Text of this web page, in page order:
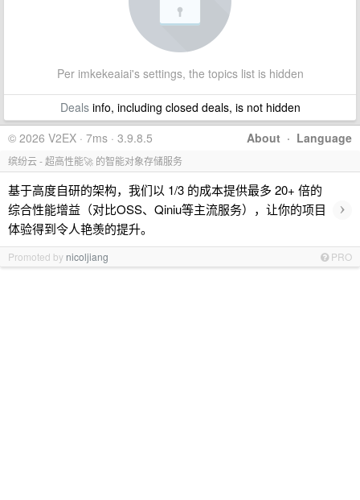
Per imkekeaiai's settings, the topics list is hidden
Dealsinfo, including closed deals, is not hidden
About · Language
© 2026 V2EX · 7ms · 3.9.8.5
缤纷云 - 超高性能🚀 的智能对象存储服务
基于高度自研的架构，我们以 1/3 的成本提供最多 20+ 倍的
综合性能增益（对比OSS、Qiniu等主流服务），让你的项目
体验得到令人艳羡的提升。
›
Promoted by nicoljiang PRO